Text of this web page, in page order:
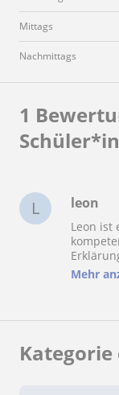
Mittags
Nachmittags
1
L leon
Leon ist
ich
von
Mehr